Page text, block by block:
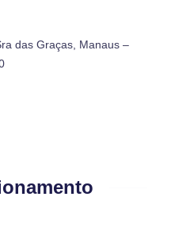
das Graças, Manaus –